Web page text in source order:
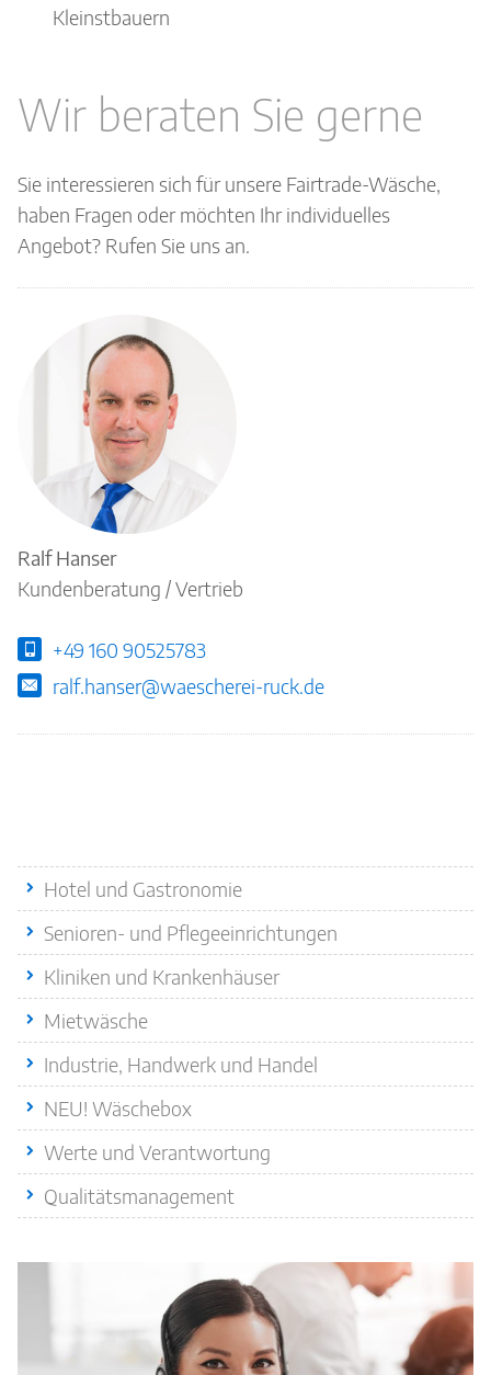
Kleinstbauern
Wir beraten Sie gerne
Sie interessieren sich für unsere Fairtrade-Wäsche,
haben Fragen oder möchten Ihr individuelles
Angebot? Rufen Sie uns an.
Ansprechpartner
Ralf Hanser
Kundenberatung / Vertrieb
+49 160 90525783
ralf.hanser@waescherei-ruck.de
Quicklinks
Hotel und Gastronomie
Senioren- und Pflegeeinrichtungen
Kliniken und Krankenhäuser
Mietwäsche
Industrie, Handwerk und Handel
NEU! Wäschebox
Werte und Verantwortung
Qualitätsmanagement